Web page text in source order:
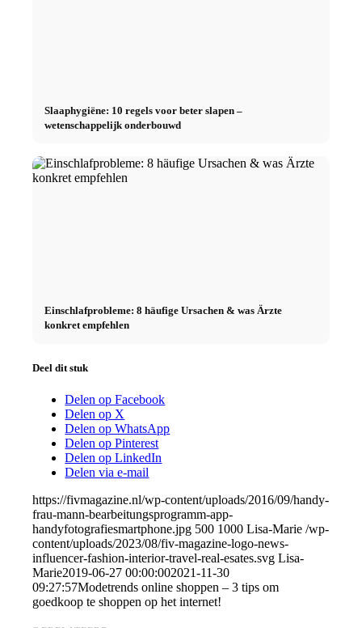
Slaaphygiëne: 10 regels voor beter slapen –
wetenschappelijk onderbouwd
Einschlafprobleme: 8 häufige Ursachen & was Ärzte
konkret empfehlen
Deel dit stuk
Delen op Facebook
Delen op X
Delen op WhatsApp
Delen op Pinterest
Delen op LinkedIn
Delen via e-mail
https://fivmagazine.nl/wp-content/uploads/2016/09/handy-
frau-mann-bearbeitungsprogramm-app-
handyfotografiesmartphone.jpg 500 1000 Lisa-Marie /wp-
content/uploads/2023/08/fiv-magazine-logo-news-
influencer-fashion-interior-travel-real-esates.svg Lisa-
Marie2019-06-27 00:00:002021-11-30
09:27:57Modetrends online shoppen – 3 tips om
goedkoop te shoppen op het internet!